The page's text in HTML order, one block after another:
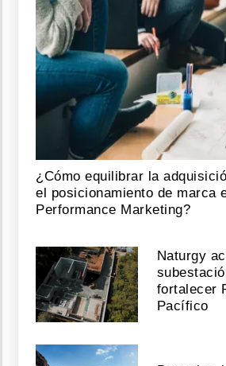
¿Cómo equilibrar la
el posicionamiento de marca
Performance Marketing?
Naturgy
fortalecer
Pacífico